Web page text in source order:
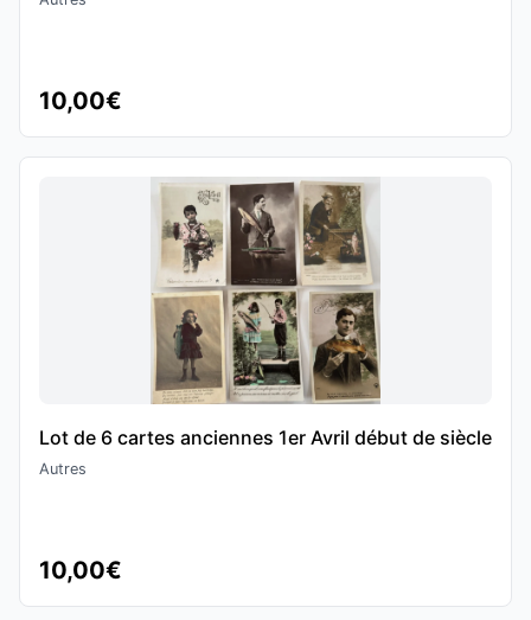
10,00€
Lot de 6 cartes anciennes 1er Avril début de siècle
Autres
10,00€